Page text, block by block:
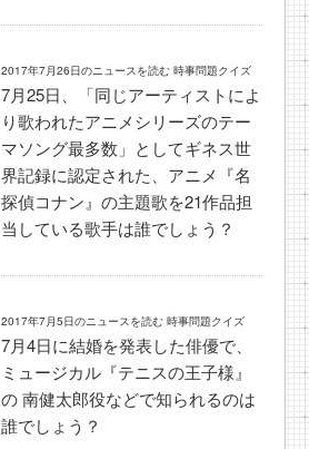
2017年7月26日のニュースを読む 時事問題クイズ
7月25日、「同じアーティストによ
り歌われたアニメシリーズのテー
マソング最多数」としてギネス世
界記録に認定された、アニメ『名
探偵コナン』の主題歌を21作品担
当している歌手は誰でしょう？
2017年7月5日のニュースを読む 時事問題クイズ
7月4日に結婚を発表した俳優で、
ミュージカル『テニスの王子様』
の 南健太郎役などで知られるのは
誰でしょう？